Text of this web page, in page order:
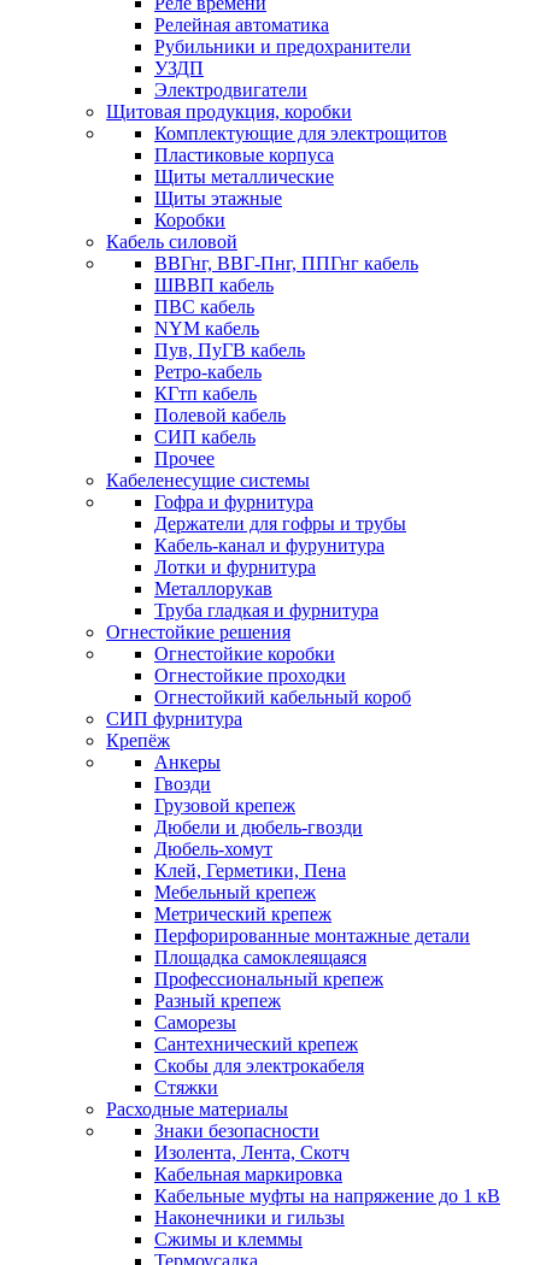
Релейная автоматика
Рубильники и предохранители
УЗДП
Электродвигатели
Щитовая продукция, коробки
Комплектующие для электрощитов
Пластиковые корпуса
Щиты металлические
Щиты этажные
Коробки
Кабель силовой
ВВГнг, ВВГ-Пнг, ППГнг кабель
ШВВП кабель
ПВС кабель
NYM кабель
Пув, ПуГВ кабель
Ретро-кабель
КГтп кабель
Полевой кабель
СИП кабель
Прочее
Кабеленесущие системы
Гофра и фурнитура
Держатели для гофры и трубы
Кабель-канал и фурунитура
Лотки и фурнитура
Металлорукав
Труба гладкая и фурнитура
Огнестойкие решения
Огнестойкие коробки
Огнестойкие проходки
Огнестойкий кабельный короб
СИП фурнитура
Крепёж
Анкеры
Гвозди
Грузовой крепеж
Дюбели и дюбель-гвозди
Дюбель-хомут
Клей, Герметики, Пена
Мебельный крепеж
Метрический крепеж
Перфорированные монтажные детали
Площадка самоклеящаяся
Профессиональный крепеж
Разный крепеж
Саморезы
Сантехнический крепеж
Скобы для электрокабеля
Стяжки
Расходные материалы
Знаки безопасности
Изолента, Лента, Скотч
Кабельная маркировка
Кабельные муфты на напряжение до 1 кВ
Наконечники и гильзы
Сжимы и клеммы
Термоусадка